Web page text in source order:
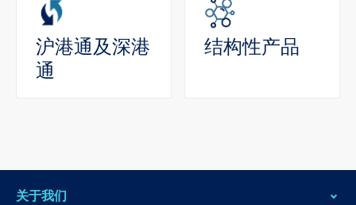
沪港通及深港
通
结构性产品
关于我们